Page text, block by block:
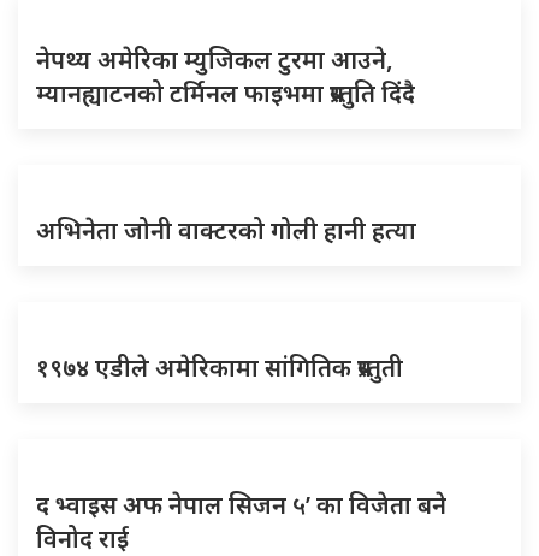
नेपथ्य अमेरिका म्युजिकल टुरमा आउने,
म्यानह्याटनको टर्मिनल फाइभमा प्रस्तुति दिंदै
अभिनेता जोनी वाक्टरको गोली हानी हत्या
१९७४ एडीले अमेरिकामा सांगितिक प्रस्तुती
द भ्वाइस अफ नेपाल सिजन ५’ का विजेता बने
विनोद राई